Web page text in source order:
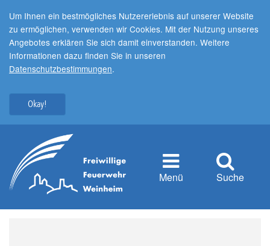
Um Ihnen ein bestmögliches Nutzererlebnis auf unserer Website
zu ermöglichen, verwenden wir Cookies. Mit der Nutzung unseres
Angebotes erklären Sie sich damit einverstanden. Weitere
Informationen dazu finden Sie in unseren
Datenschutzbestimmungen.
Okay!
Menü Suche